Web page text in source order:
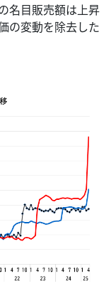
名目販売額は上昇
の変動を除去した